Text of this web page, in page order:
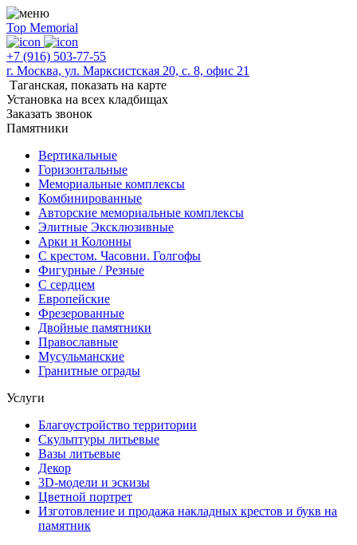
Top Memorial
+7 (916) 503-77-55
г. Москва, ул. Марксистская 20, с. 8, офис 21
Таганская, показать на карте
Установка на всех кладбищах
Заказать звонок
Памятники
Вертикальные
Горизонтальные
Мемориальные комплексы
Комбинированные
Авторские мемориальные комплексы
Элитные Эксклюзивные
Арки и Колонны
С крестом. Часовни. Голгофы
Фигурные / Резные
С сердцем
Европейские
Фрезерованные
Двойные памятники
Православные
Мусульманские
Гранитные ограды
Услуги
Благоустройство территории
Скульптуры литьевые
Вазы литьевые
Декор
3D-модели и эскизы
Цветной портрет
Изготовление и продажа накладных крестов и букв на
памятник